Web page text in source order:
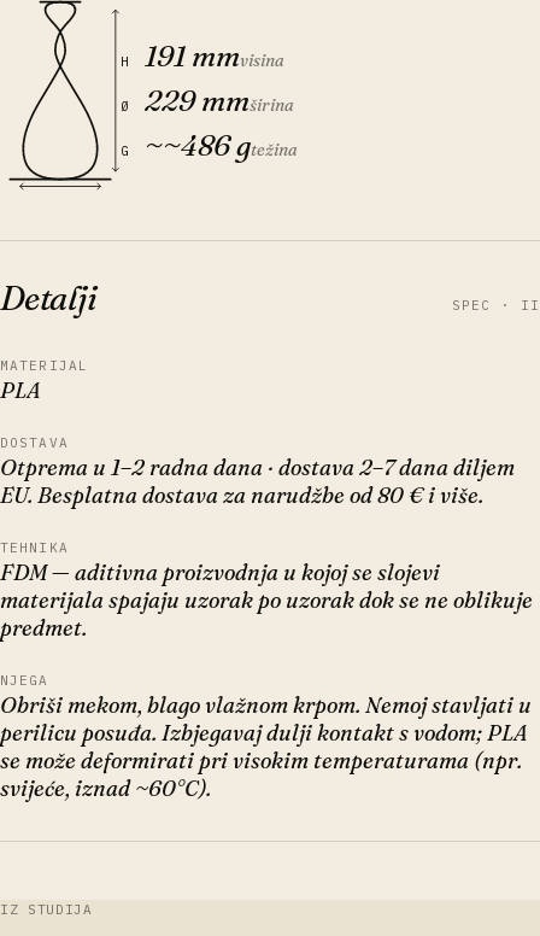
H 191 mmvisina
Ø 229 mmširina
G ~~486 gtežina
Detalji SPEC · II
MATERIJAL
PLA
DOSTAVA
Otprema u 1–2 radna dana · dostava 2–7 dana diljem
EU. Besplatna dostava za narudžbe od 80 € i više.
TEHNIKA
FDM — aditivna proizvodnja u kojoj se slojevi
materijala spajaju uzorak po uzorak dok se ne oblikuje
predmet.
NJEGA
Obriši mekom, blago vlažnom krpom. Nemoj stavljati u
perilicu posuđa. Izbjegavaj dulji kontakt s vodom; PLA
se može deformirati pri visokim temperaturama (npr.
svijeće, iznad ~60°C).
IZ STUDIJA